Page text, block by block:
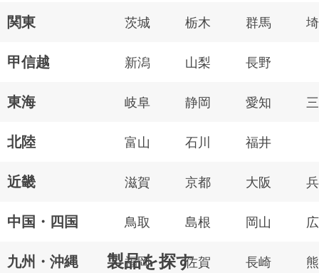
関東 茨城 栃木 群馬
甲信越 新潟 山梨 長野
東海 岐阜 静岡 愛知
北陸 富山 石川 福井
近畿 滋賀 京都 大阪
中国・四国 鳥取 島根 岡山
九州・沖縄 福岡 佐賀 長崎
製品を探す